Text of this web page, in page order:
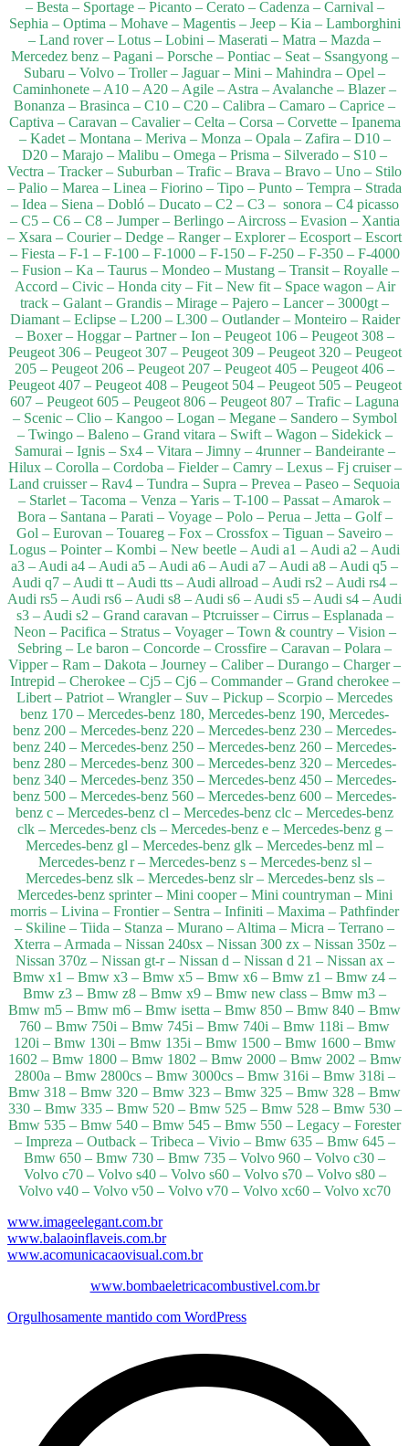
– Besta – Sportage – Picanto – Cerato – Cadenza – Carnival –
Sephia – Optima – Mohave – Magentis – Jeep – Kia – Lamborghini
– Land rover – Lotus – Lobini – Maserati – Matra – Mazda –
Mercedez benz – Pagani – Porsche – Pontiac – Seat – Ssangyong –
Subaru – Volvo – Troller – Jaguar – Mini – Mahindra – Opel –
Caminhonete – A10 – A20 – Agile – Astra – Avalanche – Blazer –
Bonanza – Brasinca – C10 – C20 – Calibra – Camaro – Caprice –
Captiva – Caravan – Cavalier – Celta – Corsa – Corvette – Ipanema
– Kadet – Montana – Meriva – Monza – Opala – Zafira – D10 –
D20 – Marajo – Malibu – Omega – Prisma – Silverado – S10 –
Vectra – Tracker – Suburban – Trafic – Brava – Bravo – Uno – Stilo
– Palio – Marea – Linea – Fiorino – Tipo – Punto – Tempra – Strada
– Idea – Siena – Dobló – Ducato – C2 – C3 – sonora – C4 picasso
– C5 – C6 – C8 – Jumper – Berlingo – Aircross – Evasion – Xantia
– Xsara – Courier – Dedge – Ranger – Explorer – Ecosport – Escort
– Fiesta – F-1 – F-100 – F-1000 – F-150 – F-250 – F-350 – F-4000
– Fusion – Ka – Taurus – Mondeo – Mustang – Transit – Royalle –
Accord – Civic – Honda city – Fit – New fit – Space wagon – Air
track – Galant – Grandis – Mirage – Pajero – Lancer – 3000gt –
Diamant – Eclipse – L200 – L300 – Outlander – Monteiro – Raider
– Boxer – Hoggar – Partner – Ion – Peugeot 106 – Peugeot 308 –
Peugeot 306 – Peugeot 307 – Peugeot 309 – Peugeot 320 – Peugeot
205 – Peugeot 206 – Peugeot 207 – Peugeot 405 – Peugeot 406 –
Peugeot 407 – Peugeot 408 – Peugeot 504 – Peugeot 505 – Peugeot
607 – Peugeot 605 – Peugeot 806 – Peugeot 807 – Trafic – Laguna
– Scenic – Clio – Kangoo – Logan – Megane – Sandero – Symbol
– Twingo – Baleno – Grand vitara – Swift – Wagon – Sidekick –
Samurai – Ignis – Sx4 – Vitara – Jimny – 4runner – Bandeirante –
Hilux – Corolla – Cordoba – Fielder – Camry – Lexus – Fj cruiser –
Land cruisser – Rav4 – Tundra – Supra – Prevea – Paseo – Sequoia
– Starlet – Tacoma – Venza – Yaris – T-100 – Passat – Amarok –
Bora – Santana – Parati – Voyage – Polo – Perua – Jetta – Golf –
Gol – Eurovan – Touareg – Fox – Crossfox – Tiguan – Saveiro –
Logus – Pointer – Kombi – New beetle – Audi a1 – Audi a2 – Audi
a3 – Audi a4 – Audi a5 – Audi a6 – Audi a7 – Audi a8 – Audi q5 –
Audi q7 – Audi tt – Audi tts – Audi allroad – Audi rs2 – Audi rs4 –
Audi rs5 – Audi rs6 – Audi s8 – Audi s6 – Audi s5 – Audi s4 – Audi
s3 – Audi s2 – Grand caravan – Ptcruisser – Cirrus – Esplanada –
Neon – Pacifica – Stratus – Voyager – Town & country – Vision –
Sebring – Le baron – Concorde – Crossfire – Caravan – Polara –
Vipper – Ram – Dakota – Journey – Caliber – Durango – Charger –
Intrepid – Cherokee – Cj5 – Cj6 – Commander – Grand cherokee –
Libert – Patriot – Wrangler – Suv – Pickup – Scorpio – Mercedes
benz 170 – Mercedes-benz 180, Mercedes-benz 190, Mercedes-
benz 200 – Mercedes-benz 220 – Mercedes-benz 230 – Mercedes-
benz 240 – Mercedes-benz 250 – Mercedes-benz 260 – Mercedes-
benz 280 – Mercedes-benz 300 – Mercedes-benz 320 – Mercedes-
benz 340 – Mercedes-benz 350 – Mercedes-benz 450 – Mercedes-
benz 500 – Mercedes-benz 560 – Mercedes-benz 600 – Mercedes-
benz c – Mercedes-benz cl – Mercedes-benz clc – Mercedes-benz
clk – Mercedes-benz cls – Mercedes-benz e – Mercedes-benz g –
Mercedes-benz gl – Mercedes-benz glk – Mercedes-benz ml –
Mercedes-benz r – Mercedes-benz s – Mercedes-benz sl –
Mercedes-benz slk – Mercedes-benz slr – Mercedes-benz sls –
Mercedes-benz sprinter – Mini cooper – Mini countryman – Mini
morris – Livina – Frontier – Sentra – Infiniti – Maxima – Pathfinder
– Skiline – Tiida – Stanza – Murano – Altima – Micra – Terrano –
Xterra – Armada – Nissan 240sx – Nissan 300 zx – Nissan 350z –
Nissan 370z – Nissan gt-r – Nissan d – Nissan d 21 – Nissan ax –
Bmw x1 – Bmw x3 – Bmw x5 – Bmw x6 – Bmw z1 – Bmw z4 –
Bmw z3 – Bmw z8 – Bmw x9 – Bmw new class – Bmw m3 –
Bmw m5 – Bmw m6 – Bmw isetta – Bmw 850 – Bmw 840 – Bmw
760 – Bmw 750i – Bmw 745i – Bmw 740i – Bmw 118i – Bmw
120i – Bmw 130i – Bmw 135i – Bmw 1500 – Bmw 1600 – Bmw
1602 – Bmw 1800 – Bmw 1802 – Bmw 2000 – Bmw 2002 – Bmw
2800a – Bmw 2800cs – Bmw 3000cs – Bmw 316i – Bmw 318i –
Bmw 318 – Bmw 320 – Bmw 323 – Bmw 325 – Bmw 328 – Bmw
330 – Bmw 335 – Bmw 520 – Bmw 525 – Bmw 528 – Bmw 530 –
Bmw 535 – Bmw 540 – Bmw 545 – Bmw 550 – Legacy – Forester
– Impreza – Outback – Tribeca – Vivio – Bmw 635 – Bmw 645 –
Bmw 650 – Bmw 730 – Bmw 735 – Volvo 960 – Volvo c30 –
Volvo c70 – Volvo s40 – Volvo s60 – Volvo s70 – Volvo s80 –
Volvo v40 – Volvo v50 – Volvo v70 – Volvo xc60 – Volvo xc70
www.imageelegant.com.br
www.balaoinflaveis.com.br
www.acomunicacaovisual.com.br
www.bombaeletricacombustivel.com.br
Orgulhosamente mantido com WordPress